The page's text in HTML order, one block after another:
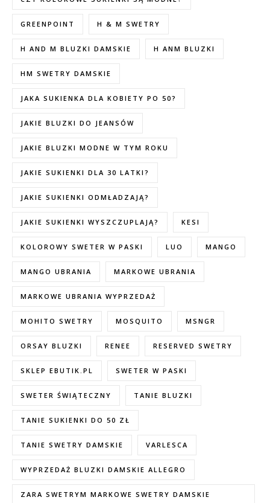
GREENPOINT H & M SWETRY
H AND M BLUZKI DAMSKIE H ANM BLUZKI
HM SWETRY DAMSKIE
JAKA SUKIENKA DLA KOBIETY PO 50?
JAKIE BLUZKI DO JEANSÓW
JAKIE BLUZKI MODNE W TYM ROKU
JAKIE SUKIENKI DLA 30 LATKI?
JAKIE SUKIENKI ODMŁADZAJĄ?
JAKIE SUKIENKI WYSZCZUPLAJĄ? KESI
KOLOROWY SWETER W PASKI LUO MANGO
MANGO UBRANIA MARKOWE UBRANIA
MARKOWE UBRANIA WYPRZEDAŻ
MOHITO SWETRY MOSQUITO MSNGR
ORSAY BLUZKI RENEE RESERVED SWETRY
SKLEP EBUTIK.PL SWETER W PASKI
SWETER ŚWIĄTECZNY TANIE BLUZKI
TANIE SUKIENKI DO 50 ZŁ
TANIE SWETRY DAMSKIE VARLESCA
WYPRZEDAŻ BLUZKI DAMSKIE ALLEGRO
ZARA SWETRYM MARKOWE SWETRY DAMSKIE